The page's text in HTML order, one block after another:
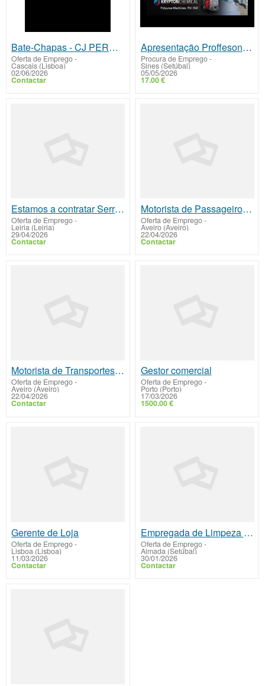
Bate-Chapas - CJ PEREIRA CAR - entrada imediata
Oferta de Emprego-
Cascais (Lisboa)
02/06/2026
Contactar
Apresentação Proffesonal da Mahidul Works
Procura de Emprego-
Sines (Setúbal)
05/05/2026
17.00 €
Estamos a contratar Serralheiro (m/f) – Entrada imediata.
Oferta de Emprego-
Leiria (Leiria)
29/04/2026
Contactar
Motorista de Passageiros Ligeiros / Táxi (M/F)
Oferta de Emprego-
Aveiro (Aveiro)
22/04/2026
Contactar
Motorista de Transportes Pesados de Passageiros (M/F)
Oferta de Emprego-
Aveiro (Aveiro)
22/04/2026
Contactar
Gestor comercial
Oferta de Emprego-
Porto (Porto)
17/03/2026
1500.00 €
Gerente de Loja
Oferta de Emprego-
Lisboa (Lisboa)
11/03/2026
Contactar
Empregada de Limpeza com Carta de Condução
Oferta de Emprego-
Almada (Setúbal)
30/01/2026
Contactar